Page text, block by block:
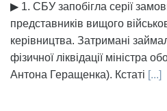
▶ 1. СБУ запобігла серії
представників вищого
керівництва. Затримані
фізичної ліквідації міністра
Антона Геращенка). Кстаті [...]